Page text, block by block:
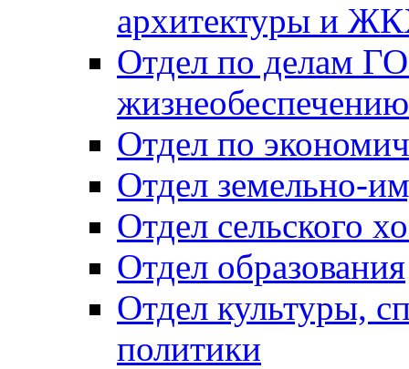
архитектуры и
Отдел по делам
Отдел по
Отдел земельно-
Отдел сельского
Отдел образования
Отдел культуры,
политики